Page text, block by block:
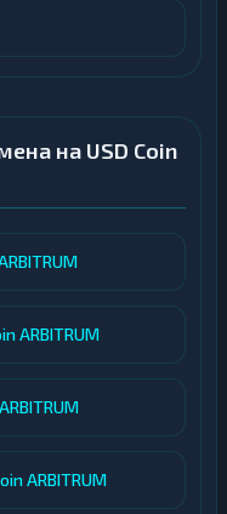
на USD Coin
ARBITRUM
ARBITRUM